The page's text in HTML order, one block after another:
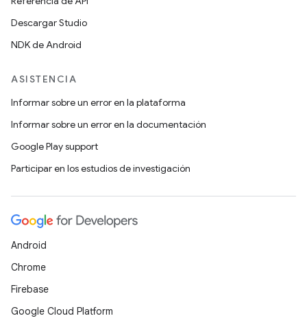
Descargar Studio
NDK de Android
ASISTENCIA
Informar sobre un error en la plataforma
Informar sobre un error en la documentación
Google Play support
Participar en los estudios de investigación
Android
Chrome
Firebase
Google Cloud Platform